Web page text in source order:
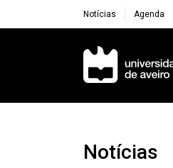
Notícias Agenda
Navegação Principal
Notícias